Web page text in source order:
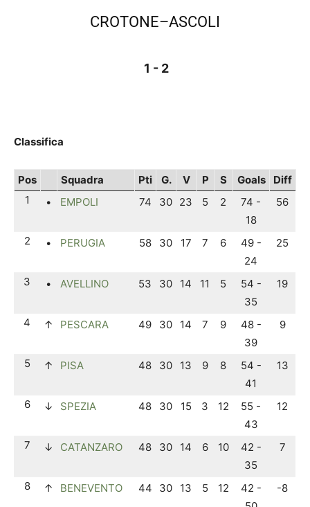
CROTONE–ASCOLI
1 - 2
Classifica
Pos Squadra Pti G. V P S Goals
Diff
1
• EMPOLI 74 30 23 5 2
74 -
18
56
2 • PERUGIA 58 30 17 7 6
49 -
24
25
3 • AVELLINO 53 30 14 11 5
54 -
35
19
4 ↑ PESCARA 49 30 14 7 9
48 -
39
9
5 ↑ PISA 48 30 13 9 8
54 -
41
13
6 ↓ SPEZIA 48 30 15 3 12
55 -
43
12
7 ↓ CATANZARO 48 30 14 6 10
42 -
35
7
8 ↑ BENEVENTO 44 30 13 5 12
42 -
-8